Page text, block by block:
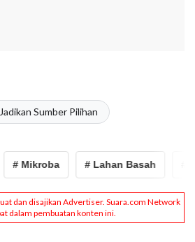
Jadikan Sumber Pilihan
# Mikroba # Lahan Basah